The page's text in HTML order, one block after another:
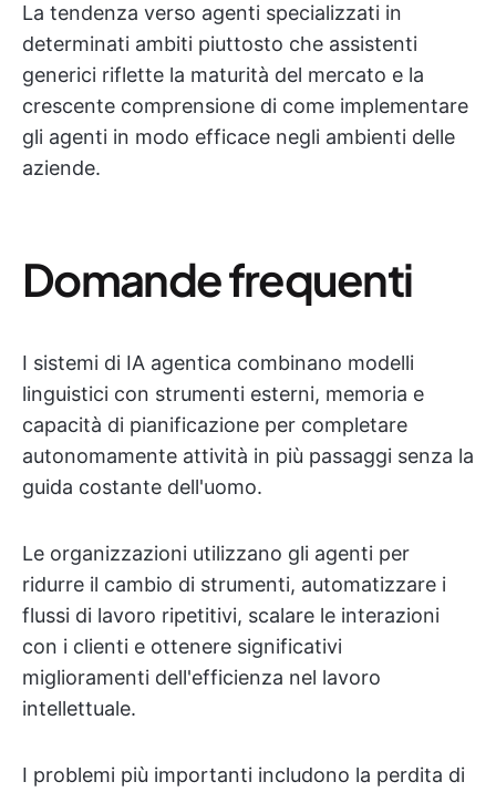
La tendenza verso agenti specializzati in
determinati ambiti piuttosto che assistenti
generici riflette la maturità del mercato e la
crescente comprensione di come implementare
gli agenti in modo efficace negli ambienti delle
aziende.
Domande frequenti
I sistemi di IA agentica combinano modelli
linguistici con strumenti esterni, memoria e
capacità di pianificazione per completare
autonomamente attività in più passaggi senza la
guida costante dell'uomo.
Le organizzazioni utilizzano gli agenti per
ridurre il cambio di strumenti, automatizzare i
flussi di lavoro ripetitivi, scalare le interazioni
con i clienti e ottenere significativi
miglioramenti dell'efficienza nel lavoro
intellettuale.
I problemi più importanti includono la perdita di